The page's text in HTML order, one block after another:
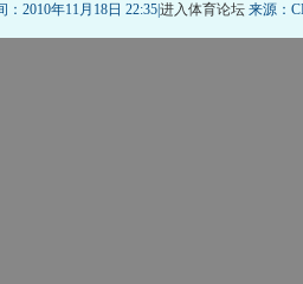
：2010年11月18日 22:35|进入体育论坛 来源：